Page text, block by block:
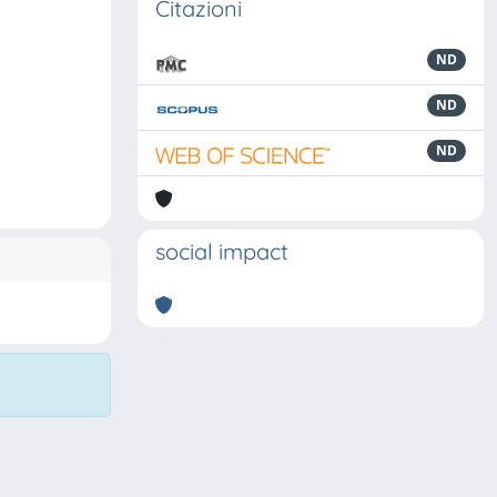
Citazioni
ND
ND
ND
social impact